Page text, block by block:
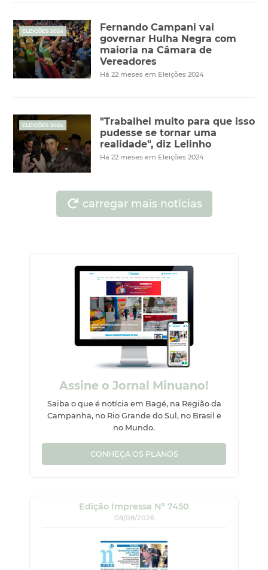
ELEIÇÕES 2024
Fernando Campani vai
governar Hulha Negra com
maioria na Câmara de
Vereadores
Há 22 meses em Eleições 2024
ELEIÇÕES 2024
"Trabalhei muito para que isso
pudesse se tornar uma
realidade", diz Lelinho
Há 22 meses em Eleições 2024
carregar mais notícias
Assine o Jornal Minuano!
Saiba o que é notícia em Bagé, na Região da
Campanha, no Rio Grande do Sul, no Brasil e
no Mundo.
CONHEÇA OS PLANOS
Edição Impressa Nº 7450
08/08/2026